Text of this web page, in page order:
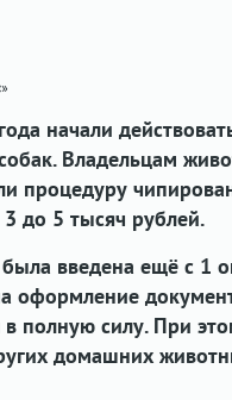
начали
Владельцам
процедуру
3 до 5 тысяч рублей.
введена ещё с 1
оформление
полную силу. При
домашних